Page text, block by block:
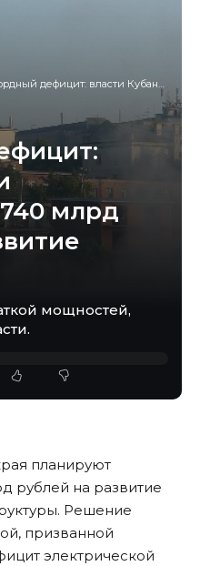
власти Кубани инвестируют 740 млрд рублей на развитие энергетики
млрд
мощностей,
планируют
рублей на развитие
Решение
призванной
электрической